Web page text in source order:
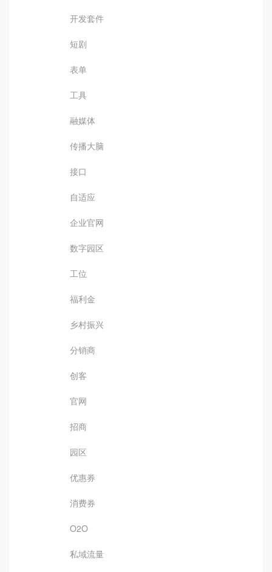
开发套件
短剧
表单
工具
融媒体
传播大脑
接口
自适应
企业官网
数字园区
工位
福利金
乡村振兴
分销商
创客
官网
招商
园区
优惠券
消费券
O2O
私域流量